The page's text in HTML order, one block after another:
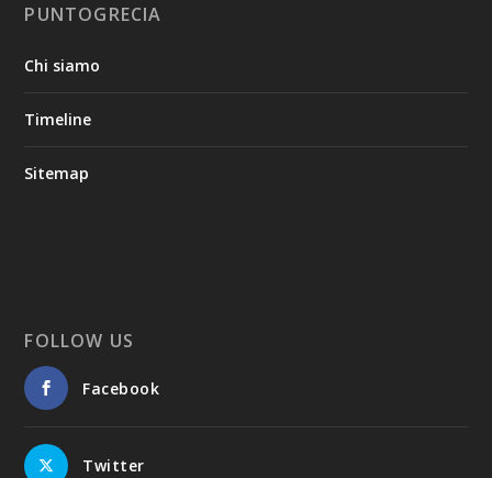
PUNTOGRECIA
Chi siamo
Timeline
Sitemap
FOLLOW US
Facebook
Twitter